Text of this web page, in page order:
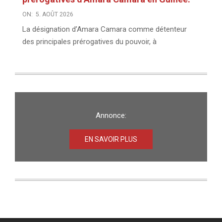
ON: 5. AOÛT 2026
La désignation d’Amara Camara comme détenteur
des principales prérogatives du pouvoir, à
Annonce:
EN SAVOIR PLUS